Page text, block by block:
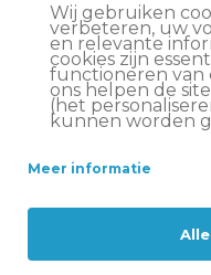
Onderhoudsvrije
Ergonomisch
tijdens iedere rit
Praktisch
Krachtige en
LED dynamo
Wij gebruiken
verbeteren, uw
en relevante
cookies zijn
functioneren van
ons helpen de
(het
kunnen worden
Meer informatie